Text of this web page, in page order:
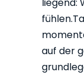
fühlen.
auf der